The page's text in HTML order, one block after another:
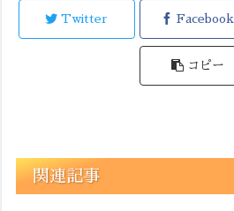
Twitter Facebook
コピー
関連記事